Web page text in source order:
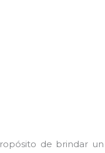
de brindar